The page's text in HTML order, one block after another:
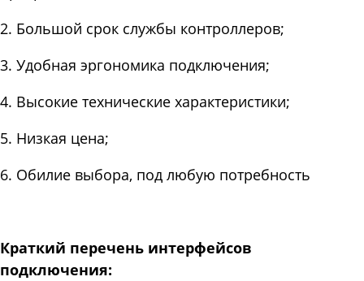
2. Большой срок службы контроллеров;
3. Удобная эргономика подключения;
4. Высокие технические характеристики;
5. Низкая цена;
6. Обилие выбора, под любую потребность
Краткий перечень интерфейсов
подключения: